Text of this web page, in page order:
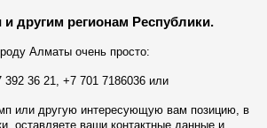
другим регионам Республики.
Алматы очень просто:
36 21, +7 701 7186036 или
или другую интересующую вам позицию, в
оставляете ваши контактные данные и